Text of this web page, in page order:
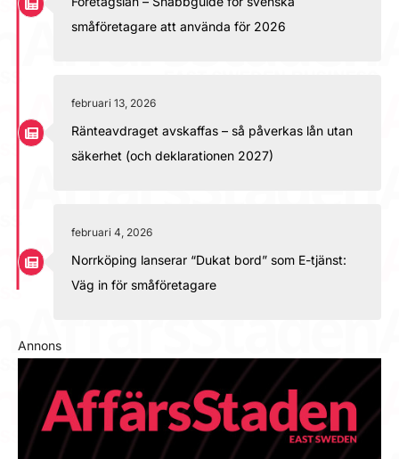
småföretagare att använda för 2026
februari 13, 2026
Ränteavdraget avskaffas – så påverkas lån utan
säkerhet (och deklarationen 2027)
februari 4, 2026
Norrköping lanserar “Dukat bord” som E-tjänst:
Väg in för småföretagare
Annons